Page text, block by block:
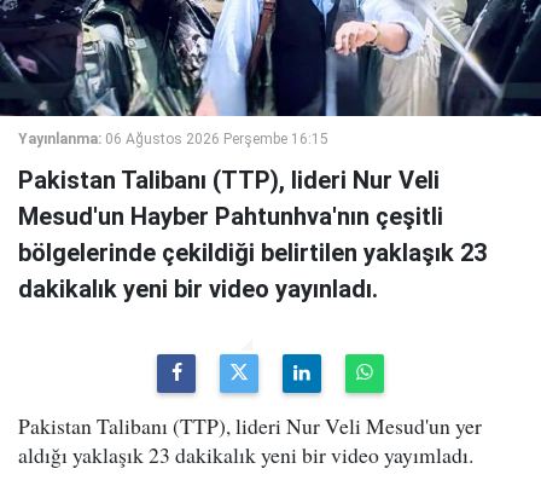
Yayınlanma: 06 Ağustos 2026 Perşembe 16:15
Pakistan Talibanı (TTP), lideri Nur Veli
Mesud'un Hayber Pahtunhva'nın çeşitli
bölgelerinde çekildiği belirtilen yaklaşık 23
dakikalık yeni bir video yayınladı.
Pakistan Talibanı (TTP), lideri Nur Veli Mesud'un yer
aldığı yaklaşık 23 dakikalık yeni bir video yayımladı.